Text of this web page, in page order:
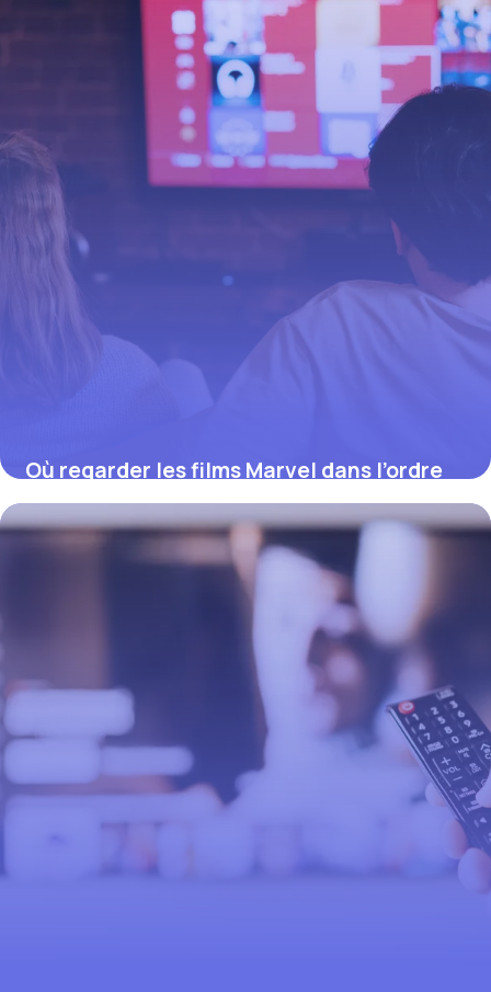
Où regarder les films Marvel dans l’ordre
chronologique (2026)